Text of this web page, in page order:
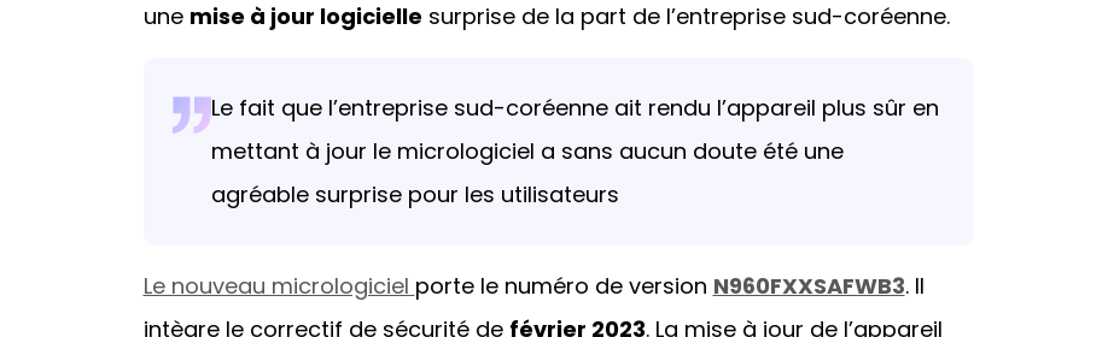
une mise à jour logicielle surprise de la part de l’entreprise sud-coréenne.
Le fait que l’entreprise sud-coréenne ait rendu l’appareil plus sûr en
mettant à jour le micrologiciel a sans aucun doute été une
agréable surprise pour les utilisateurs
Le nouveau micrologiciel porte le numéro de version N960FXXSAFWB3. Il
intègre le correctif de sécurité de février 2023. La mise à jour de l’appareil